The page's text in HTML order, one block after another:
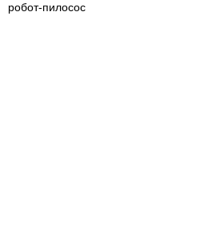
робот-пилосос